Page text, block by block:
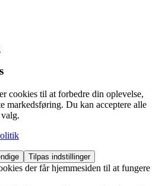
cookies til at forbedre din oplevelse,
markedsføring. Du kan acceptere alle
Tilpas indstillinger
der får hjemmesiden til at fungere